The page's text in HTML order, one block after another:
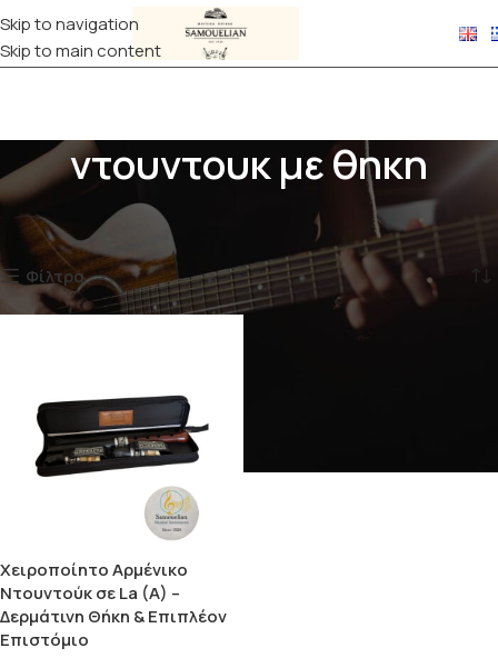
Skip to navigation
Skip to main content
ντουντουκ με θηκη
Αρχική σελίδα
Προϊόντα με ετικέτα “ντουντουκ με θηκη”
Εμφάνιση του μοναδικού αποτελέσματος
Φίλτρα
Χειροποίητο Αρμένικο
Ντουντούκ σε La (A) –
Δερμάτινη Θήκη & Επιπλέον
Επιστόμιο